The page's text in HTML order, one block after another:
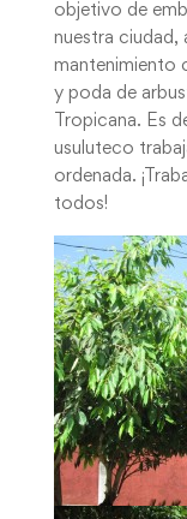
objetivo de
nuestra ciudad,
mantenimiento
y poda de
Tropicana. Es
usuluteco
ordenada.
todos!